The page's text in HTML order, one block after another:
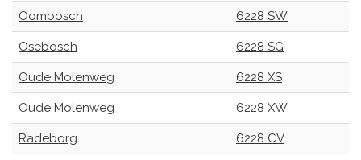
Oombosch 6228 SW
Osebosch 6228 SG
Oude Molenweg 6228 XS
Oude Molenweg 6228 XW
Radeborg 6228 CV